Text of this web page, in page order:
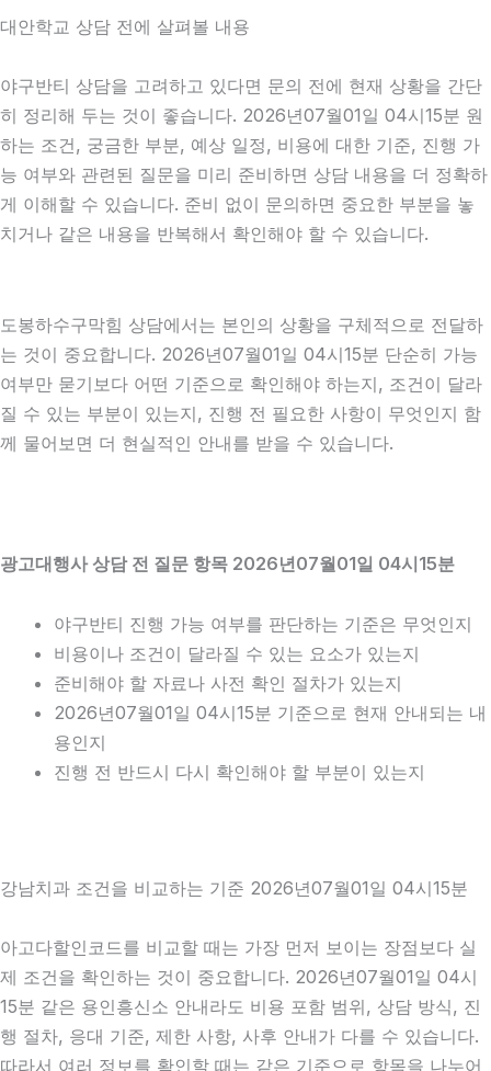
대안학교 상담 전에 살펴볼 내용
야구반티 상담을 고려하고 있다면 문의 전에 현재 상황을 간단
히 정리해 두는 것이 좋습니다. 2026년07월01일 04시15분 원
하는 조건, 궁금한 부분, 예상 일정, 비용에 대한 기준, 진행 가
능 여부와 관련된 질문을 미리 준비하면 상담 내용을 더 정확하
게 이해할 수 있습니다. 준비 없이 문의하면 중요한 부분을 놓
치거나 같은 내용을 반복해서 확인해야 할 수 있습니다.
도봉하수구막힘 상담에서는 본인의 상황을 구체적으로 전달하
는 것이 중요합니다. 2026년07월01일 04시15분 단순히 가능
여부만 묻기보다 어떤 기준으로 확인해야 하는지, 조건이 달라
질 수 있는 부분이 있는지, 진행 전 필요한 사항이 무엇인지 함
께 물어보면 더 현실적인 안내를 받을 수 있습니다.
광고대행사 상담 전 질문 항목 2026년07월01일 04시15분
야구반티 진행 가능 여부를 판단하는 기준은 무엇인지
비용이나 조건이 달라질 수 있는 요소가 있는지
준비해야 할 자료나 사전 확인 절차가 있는지
2026년07월01일 04시15분 기준으로 현재 안내되는 내
용인지
진행 전 반드시 다시 확인해야 할 부분이 있는지
강남치과 조건을 비교하는 기준 2026년07월01일 04시15분
아고다할인코드를 비교할 때는 가장 먼저 보이는 장점보다 실
제 조건을 확인하는 것이 중요합니다. 2026년07월01일 04시
15분 같은 용인흥신소 안내라도 비용 포함 범위, 상담 방식, 진
행 절차, 응대 기준, 제한 사항, 사후 안내가 다를 수 있습니다.
따라서 여러 정보를 확인할 때는 같은 기준으로 항목을 나누어